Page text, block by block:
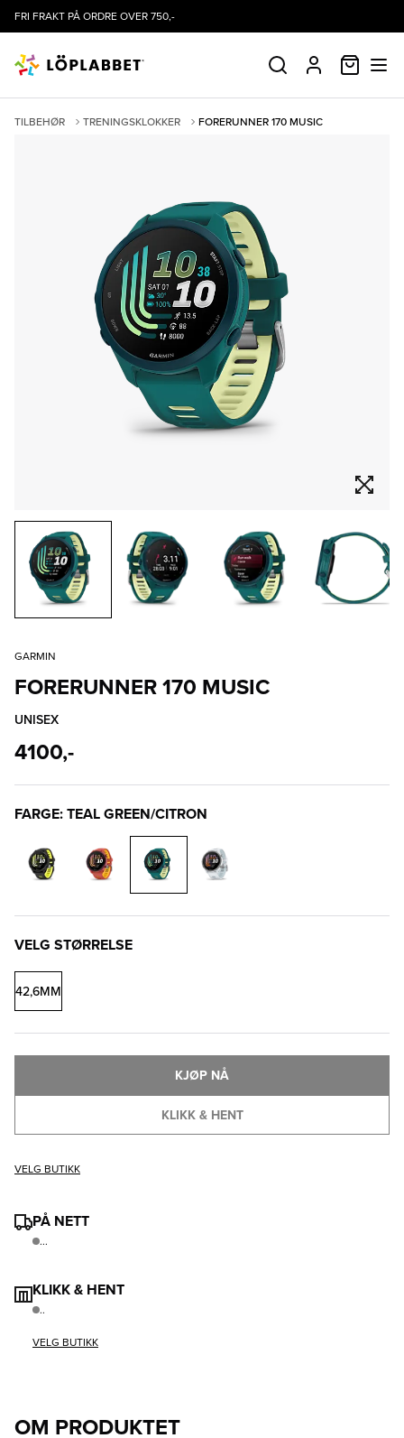
FRI FRAKT PÅ ORDRE OVER 750,-
SØK PROFIL
TILBEHØR TRENINGSKLOKKER FORERUNNER 170 MUSIC
GARMIN
FORERUNNER 170 MUSIC
UNISEX
4100,-
FARGE: TEAL GREEN/CITRON
VELG STØRRELSE
42,6MM
KLIKK & HENT
KJØP NÅ
VELG BUTIKK
PÅ NETT
...
KLIKK & HENT
..
VELG BUTIKK
OM PRODUKTET